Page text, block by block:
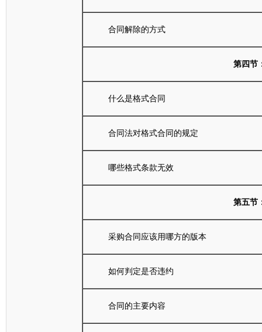
合同解除的方式
第四节
什么是格式合同
合同法对格式合同的规定
哪些格式条款无效
第五节
采购合同应该用哪方的版本
如何判定是否违约
合同的主要内容